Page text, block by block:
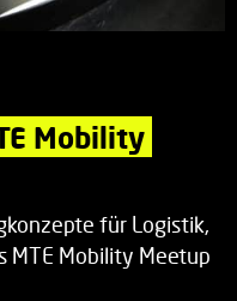
Mobility
für Logistik,
MTE Mobility Meetup